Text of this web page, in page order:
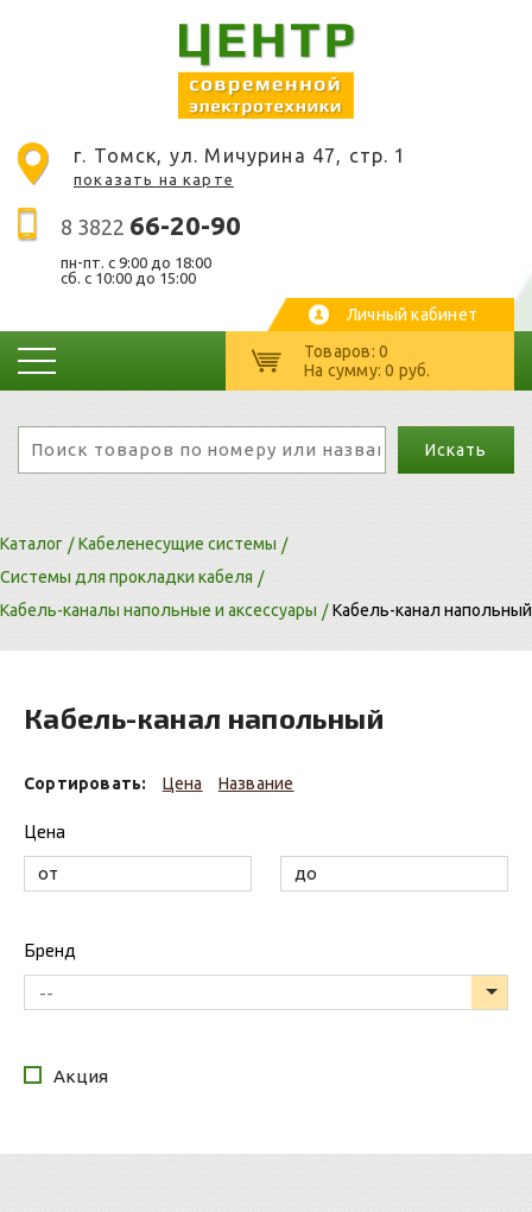
г. Томск, ул. Мичурина 47, стр. 1
показать на карте
8 3822 66-20-90
пн-пт. c 9:00 до 18:00
сб. с 10:00 до 15:00
Личный кабинет
Товаров: 0
На сумму: 0 руб.
Искать
Каталог
Кабеленесущие системы
Системы для прокладки кабеля
Кабель-каналы напольные и аксессуары
Кабель-канал напольный
Кабель-канал напольный
Сортировать: Цена Название
Цена
Бренд
--
Акция